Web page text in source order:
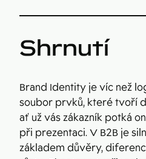
Shrnutí
Brand Identity je víc než
soubor prvků, které tvoří
ať už vás zákazník potká
při prezentaci. V B2B je
základem důvěry,